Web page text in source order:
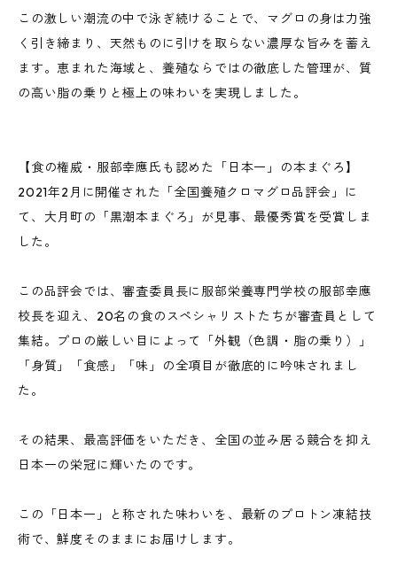
この激しい潮流の中で泳ぎ続けることで、マグロの身は力強
く引き締まり、天然ものに引けを取らない濃厚な旨みを蓄え
ます。恵まれた海域と、養殖ならではの徹底した管理が、質
の高い脂の乗りと極上の味わいを実現しました。
【食の権威・服部幸應氏も認めた「日本一」の本まぐろ】
2021年2月に開催された「全国養殖クロマグロ品評会」に
て、大月町の「黒潮本まぐろ」が見事、最優秀賞を受賞しま
した。
この品評会では、審査委員長に服部栄養専門学校の服部幸應
校長を迎え、20名の食のスペシャリストたちが審査員として
集結。プロの厳しい目によって「外観（色調・脂の乗り）」
「身質」「食感」「味」の全項目が徹底的に吟味されまし
た。
その結果、最高評価をいただき、全国の並み居る競合を抑え
日本一の栄冠に輝いたのです。
この「日本一」と称された味わいを、最新のプロトン凍結技
術で、鮮度そのままにお届けします。